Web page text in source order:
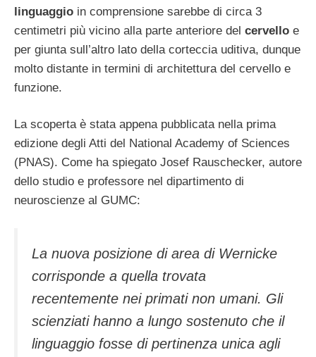
linguaggio in comprensione sarebbe di circa 3
centimetri più vicino alla parte anteriore del cervello e
per giunta sull’altro lato della corteccia uditiva, dunque
molto distante in termini di architettura del cervello e
funzione.
La scoperta è stata appena pubblicata nella prima
edizione degli Atti del National Academy of Sciences
(PNAS). Come ha spiegato Josef Rauschecker, autore
dello studio e professore nel dipartimento di
neuroscienze al GUMC:
La nuova posizione di area di Wernicke
corrisponde a quella trovata
recentemente nei primati non umani. Gli
scienziati hanno a lungo sostenuto che il
linguaggio fosse di pertinenza unica agli